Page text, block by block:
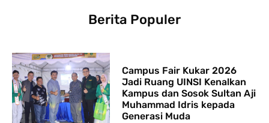
Berita Populer
Campus Fair Kukar 2026
Jadi Ruang UINSI Kenalkan
Kampus dan Sosok Sultan Aji
Muhammad Idris kepada
Generasi Muda